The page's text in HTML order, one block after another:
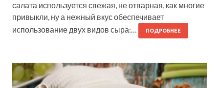
салата используется свежая, не отварная, как многие
привыкли, ну а нежный вкус обеспечивает
использование двух видов сыра:…
ПОДРОБНЕЕ